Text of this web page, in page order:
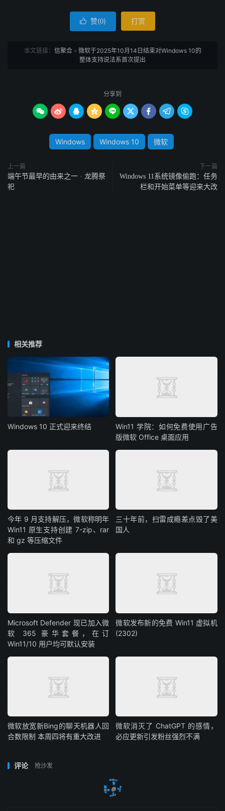
 赞(0) 打赏
本文链接： 信聚合» 微软于2025年10月14日结束对Windows 10的
整体支持说法系首次提出
分享到
        
Windows Windows 10 微软
上一篇
端午节最早的由来之一 · 龙腾祭
祀
下一篇
Windows 11系统镜像偷跑：任务
栏和开始菜单等迎来大改
相关推荐
Windows 10 正式迎来终结
Win11 学院：如何免费使用广告
版微软 Office 桌面应用
今年 9 月支持解压，微软称明年
Win11 原生支持创建 7-zip、rar
和 gz 等压缩文件
三十年前，扫雷成瘾差点毁了美
国人
Microsoft Defender 现已加入微
软 365 豪华套餐，在订
Win11/10 用户均可默认安装
微软发布新的免费 Win11 虚拟机
(2302)
微软放宽新Bing的聊天机器人回
合数限制 本周四将有重大改进
微软消灭了 ChatGPT 的感情，
必应更新引发粉丝强烈不满
评论 抢沙发